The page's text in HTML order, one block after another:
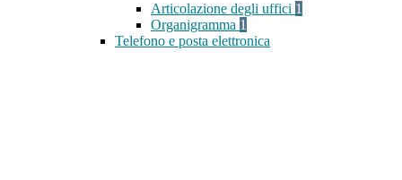
Articolazione degli uffici 1
Organigramma 1
Telefono e posta elettronica